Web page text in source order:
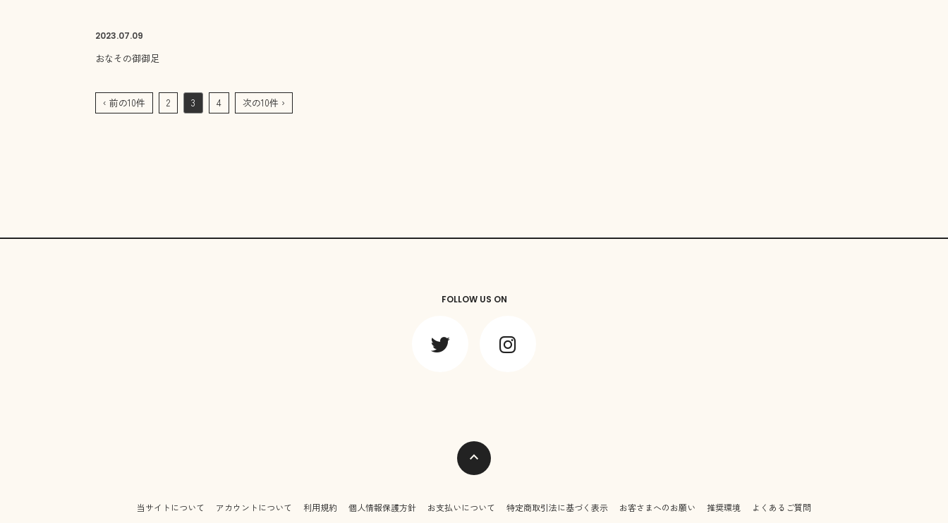
2023.07.09
おなその御御足
‹ 前の10件 2 3 4 次の10件 ›
FOLLOW US ON
expand_less
当サイトについて アカウントについて 利用規約 個人情報保護方針 お支払いについて 特定商取引法に基づく表示 お客さまへのお願い 推奨環境 よくあるご質問